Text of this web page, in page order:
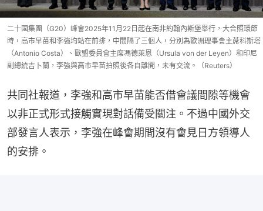
二十國集團（G20）峰會2025年11月22日起在南非約翰內斯堡舉行，大合照環節
時，高市早苗和李強均站在前排，中間隔了三個人，分別為歐洲理事會主蓆科斯塔
（Antonio Costa）、歐盟委員會主席馮德萊恩（Ursula von der Leyen）和印尼
副總統吉卜蘭，李強與高市早苗拍照後各自離開，未有交流。（Reuters）
共同社報道，李強和高市早苗能否借會議間隙等機會
以非正式形式接觸實現對話備受關注。不過中國外交
部發言人表示，李強在峰會期間沒有會見日方領導人
的安排。